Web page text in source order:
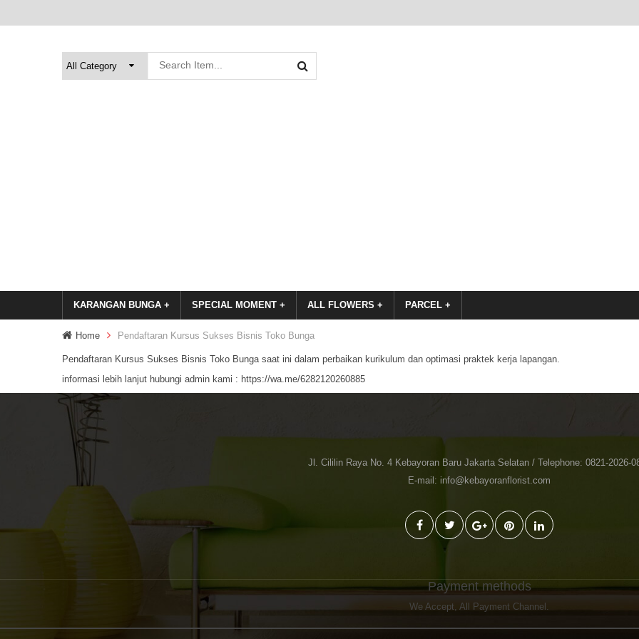
KARANGAN BUNGA + SPECIAL MOMENT + ALL FLOWERS + PARCEL +
Home Pendaftaran Kursus Sukses Bisnis Toko Bunga
Pendaftaran Kursus Sukses Bisnis Toko Bunga saat ini dalam perbaikan kurikulum dan optimasi praktek kerja lapangan.
informasi lebih lanjut hubungi admin kami : https://wa.me/6282120260885
Jl. Cililin Raya No. 4 Kebayoran Baru Jakarta Selatan / Telephone: 0821-2026-
E-mail: info@kebayoranflorist.com
Payment methods
We Accept, All Payment Channel .